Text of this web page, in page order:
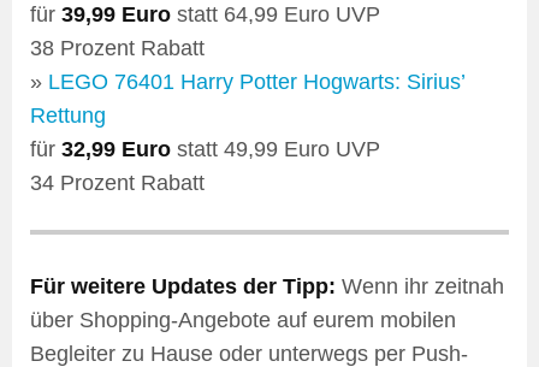
für 39,99 Euro statt 64,99 Euro UVP
38 Prozent Rabatt
» LEGO 76401 Harry Potter Hogwarts: Sirius’
Rettung
für 32,99 Euro statt 49,99 Euro UVP
34 Prozent Rabatt
Für weitere Updates der Tipp: Wenn ihr zeitnah
über Shopping-Angebote auf eurem mobilen
Begleiter zu Hause oder unterwegs per Push-